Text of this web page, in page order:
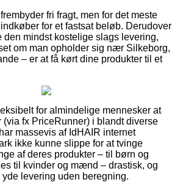
fri fragt, men for det meste
for et fastsat beløb. Derudover
den mindst kostelige slags levering,
om man opholder sig nær Silkeborg,
– er at få kørt dine produkter til et
for almindelige mennesker at
fx PriceRunner) i blandt diverse
massevis af IdHAIR internet
ikke kunne slippe for at tvinge
af deres produkter – til børn og
til kvinder og mænd – drastisk, og
levering uden beregning.